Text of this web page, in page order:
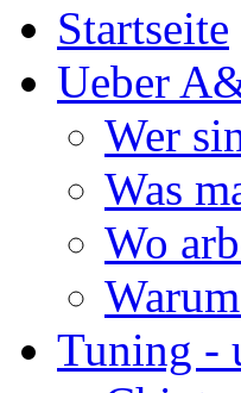
Startseite
Ueber
Wer
Was
Wo
Tuning -